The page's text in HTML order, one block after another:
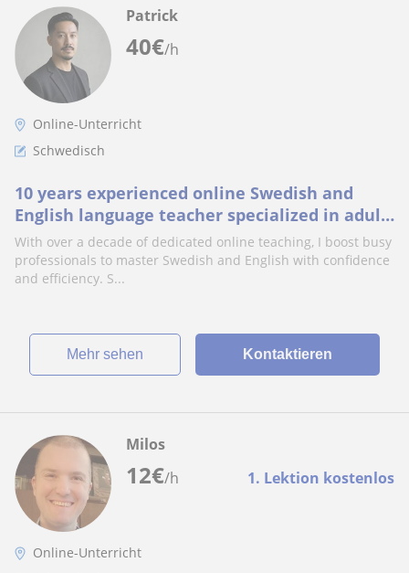
40€/h
Patrick
Online-Unterricht
Schwedisch
10 years experienced online Swedish and
English language teacher specialized in adult
professionals.
With over a decade of dedicated online teaching, I boost busy
professionals to master Swedish and English with confidence
and efficiency. S...
Mehr sehen Kontaktieren
12€/h 1. Lektion kostenlos
Milos
Online-Unterricht